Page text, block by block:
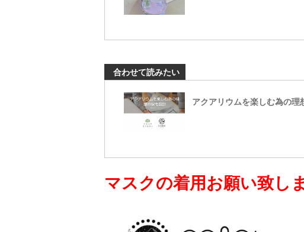
合わせて読みたい
アクアリウムを楽しむ為の理
マスクの着用お願い致し